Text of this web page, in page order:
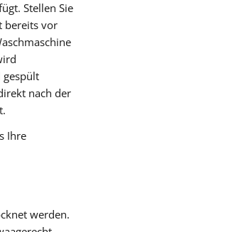
Stellen Sie
bereits vor
gespült
nach der
Ihre
werden.